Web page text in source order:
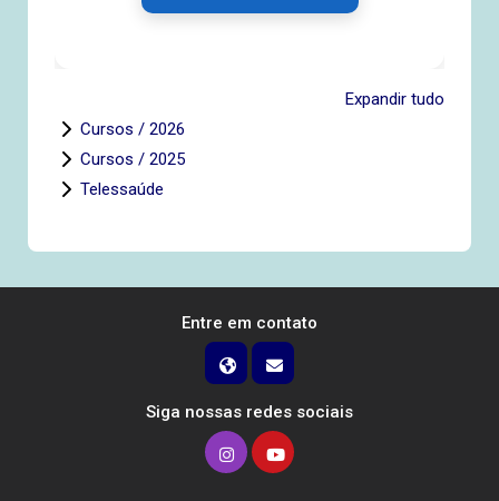
Expandir tudo
Cursos / 2026
Cursos / 2025
Telessaúde
Entre em contato
Siga nossas redes sociais